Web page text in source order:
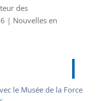
des
| Nouvelles en